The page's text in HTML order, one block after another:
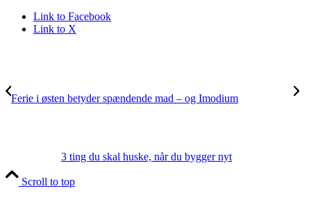
Link to Facebook
Link to X
Ferie i østen betyder spændende mad – og Imodium
3 ting du skal huske, når du bygger nyt
Scroll to top